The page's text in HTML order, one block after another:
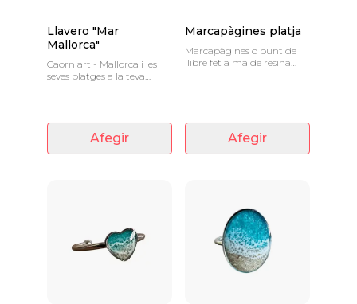
Llavero "Mar
Mallorca"
Caorniart - Mallorca i les
seves platges a la teva
Afegir
Marcapàgines platja
Marcapàgines o punt de
llibre fet a mà de resina
Afegir